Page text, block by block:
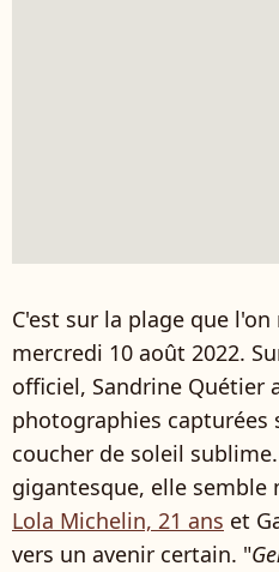
C'est sur la plage que
mercredi 10 août 2022.
officiel, Sandrine Quétier
photographies capturées
coucher de soleil
gigantesque, elle semble
Lola Michelin, 21 ans et
vers un avenir certain. "